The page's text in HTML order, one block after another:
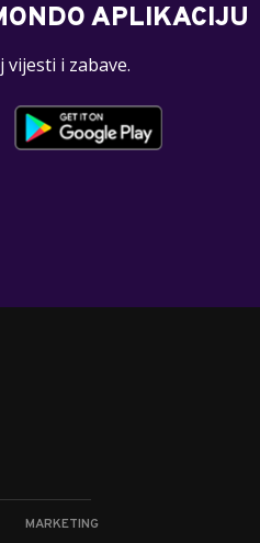
APLIKACIJU
vijesti i zabave.
MARKETING